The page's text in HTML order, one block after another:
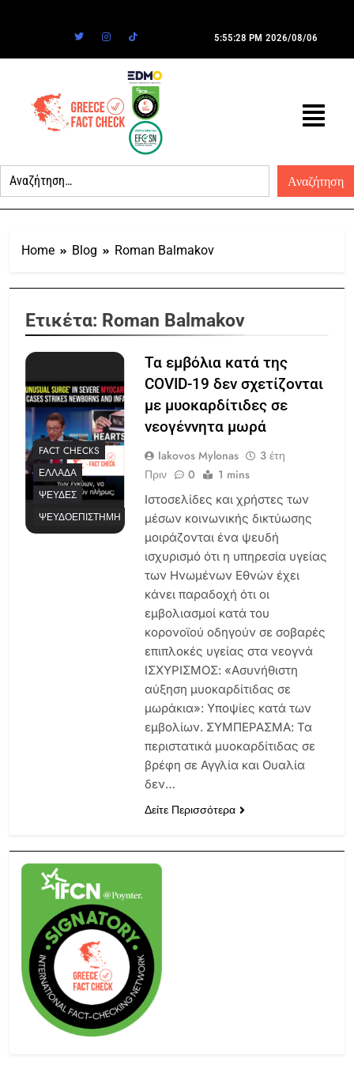
5:55:28 PM 2026/08/06
Home Blog Roman Balmakov
Ετικέτα: Roman Balmakov
FACT CHECKS
ΕΛΛΆΔΑ
ΨΕΥΔΈΣ
ΨΕΥΔΟΕΠΙΣΤΉΜΗ
Τα εμβόλια κατά της
COVID-19 δεν σχετίζονται
με μυοκαρδίτιδες σε
νεογέννητα μωρά
Iakovos Mylonas
3 έτη
Πριν
0 1 mins
Ιστοσελίδες και χρήστες των
μέσων κοινωνικής δικτύωσης
μοιράζονται ένα ψευδή
ισχυρισμό ότι η υπηρεσία υγείας
των Ηνωμένων Εθνών έχει
κάνει παραδοχή ότι οι
εμβολιασμοί κατά του
κορονοϊού οδηγούν σε σοβαρές
επιπλοκές υγείας στα νεογνά
ΙΣΧΥΡΙΣΜΟΣ: «Ασυνήθιστη
αύξηση μυοκαρδίτιδας σε
μωράκια»: Υποψίες κατά των
εμβολίων. ΣΥΜΠΕΡΑΣΜΑ: Τα
περιστατικά μυοκαρδίτιδας σε
βρέφη σε Αγγλία και Ουαλία
δεν…
Δείτε Περισσότερα